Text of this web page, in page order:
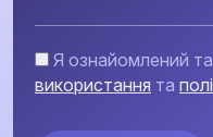
Я ознайомлений
використання та